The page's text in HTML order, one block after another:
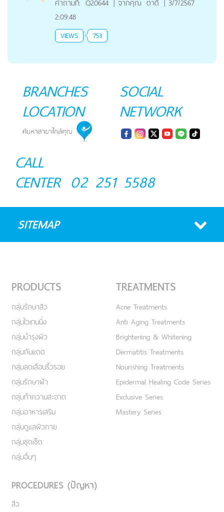
คำถามที่: Q20644 จากคุณ ตาติ
3/7/2567
2:09:48
VIEWS 753
BRANCHES
LOCATION
SOCIAL
NETWORK
CALL
CENTER 02 251 5588
SITEMAP
PRODUCTS
กลุ่มรักษาสิว
กลุ่มไวเทนนิ่ง
กลุ่มบำรุงผิว
กลุ่มกันแดด
กลุ่มลดเลือนริ้วรอย
กลุ่มรักษาฝ้า
กลุ่มทำความสะอาด
กลุ่มอาหารเสริม
กลุ่มดูแลผิวกาย
กลุ่มชุดเซ็ต
กลุ่มอื่นๆ
TREATMENTS
Acne Treatments
Anti Aging Treatments
Brightening & Whitening
Dermatitis Treatments
Nourishing Treatments
Epidermal Healing Code Series
Exclusive Series
Mastery Series
PROCEDURES (ปัญหา)
สิว